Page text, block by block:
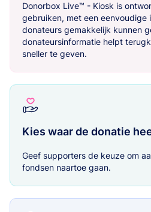
Donorbox Live™ - Kiosk is
gebruiken, met een eenvoudige
donateurs gemakkelijk kunnen
donateursinformatie helpt
sneller te geven.
Kies waar de donatie
Geef supporters de keuze om
fondsen naartoe gaan.